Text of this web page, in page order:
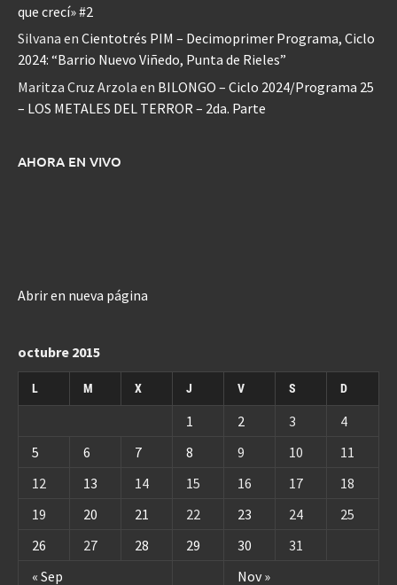
que crecí» #2
Silvana en Cientotrés PIM – Decimoprimer Programa, Ciclo
2024: “Barrio Nuevo Viñedo, Punta de Rieles”
Maritza Cruz Arzola en BILONGO – Ciclo 2024/Programa 25
– LOS METALES DEL TERROR – 2da. Parte
AHORA EN VIVO
Abrir en nueva página
octubre 2015
L M X J V S D
« Sep Nov »
1 2 3
4
5
6 7 8 9 10
11
12
13 14 15 16 17
18
19
20 21 22 23 24
25
26
27 28 29 30 31